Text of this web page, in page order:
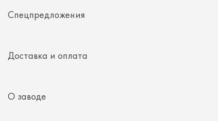
8 (351) 354-32-44